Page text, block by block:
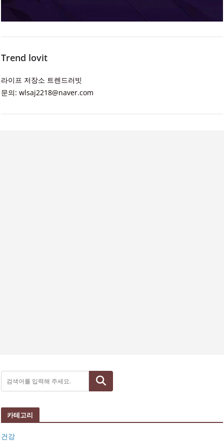
Trend lovit
라이프 저장소 트렌드러빗
문의: wlsaj2218@naver.com
검색
카테고리
건강